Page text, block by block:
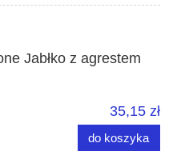
Jabłko z agrestem
35,15 zł
do koszyka